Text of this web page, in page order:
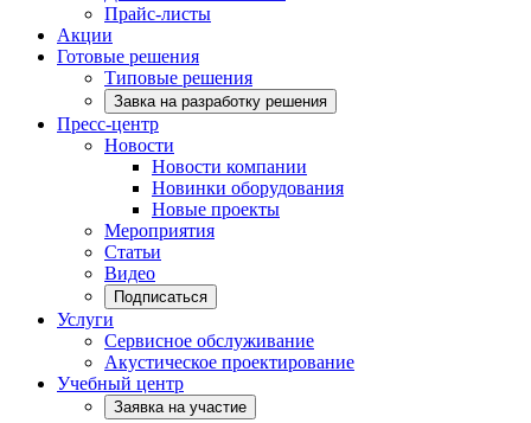
Прайс-листы
Акции
Готовые решения
Типовые решения
Завка на разработку решения
Пресс-центр
Новости
Новости компании
Новинки оборудования
Новые проекты
Мероприятия
Статьи
Видео
Подписаться
Услуги
Сервисное обслуживание
Акустическое проектирование
Учебный центр
Заявка на участие